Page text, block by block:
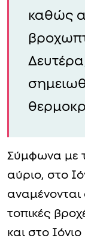
καθώς
Σύμφωνα με
αύριο, στο
τοπικές
και στο